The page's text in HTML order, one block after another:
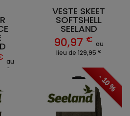
au
€
VESTE SKEET
SOFTSHELL
SEELAND
90,97 € au
lieu de 129,95€
- 10 %